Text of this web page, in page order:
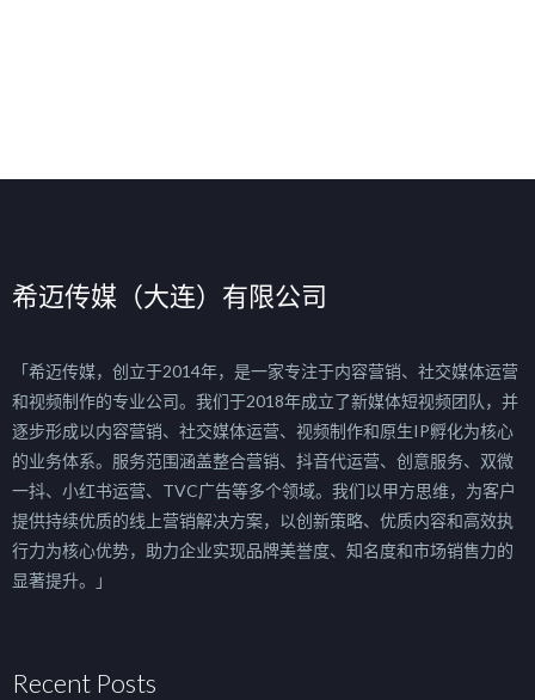
希迈传媒（大连）有限公司
「希迈传媒，创立于2014年，是一家专注于内容营销、社交媒体运营
和视频制作的专业公司。我们于2018年成立了新媒体短视频团队，并
逐步形成以内容营销、社交媒体运营、视频制作和原生IP孵化为核心
的业务体系。服务范围涵盖整合营销、抖音代运营、创意服务、双微
一抖、小红书运营、TVC广告等多个领域。我们以甲方思维，为客户
提供持续优质的线上营销解决方案，以创新策略、优质内容和高效执
行力为核心优势，助力企业实现品牌美誉度、知名度和市场销售力的
显著提升。」
Recent Posts